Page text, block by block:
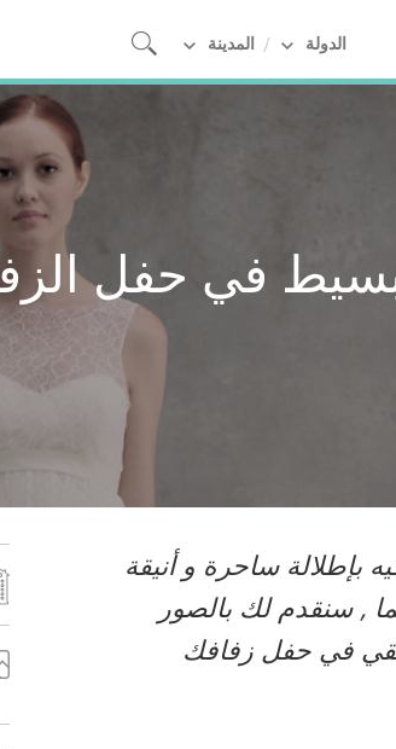
الدولة المدينة
في حفل
ساحرة و أنيقة
, سنقدم لك بالصور
في حفل زفافك